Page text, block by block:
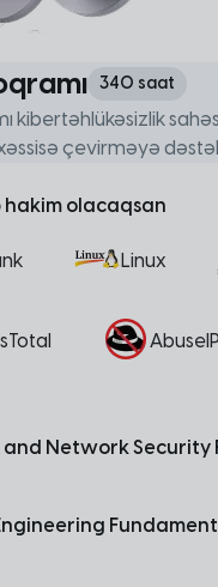
340 saat
kibertəhlükəsizlik
çevirməyə
hakim olacaqsan
Linux
and Network Security